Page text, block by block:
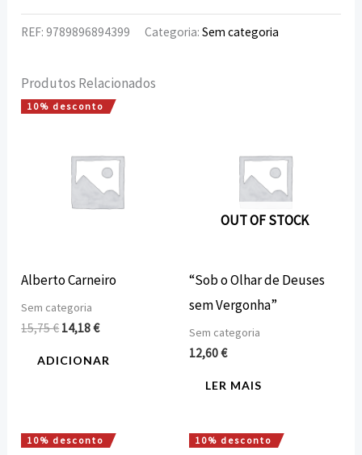
REF:9789896894399 Categoria:Sem categoria
Produtos Relacionados
10% desconto
Alberto Carneiro
Sem categoria
15,75€
O
era:
15,75 €.
14,18€
O
é:
14,18 €.
ADICIONAR
OUT OF STOCK
“Sob o Olhar de Deuses
sem Vergonha”
Sem categoria
12,60€
LER MAIS
10% desconto
O
O
10% desconto
O
O